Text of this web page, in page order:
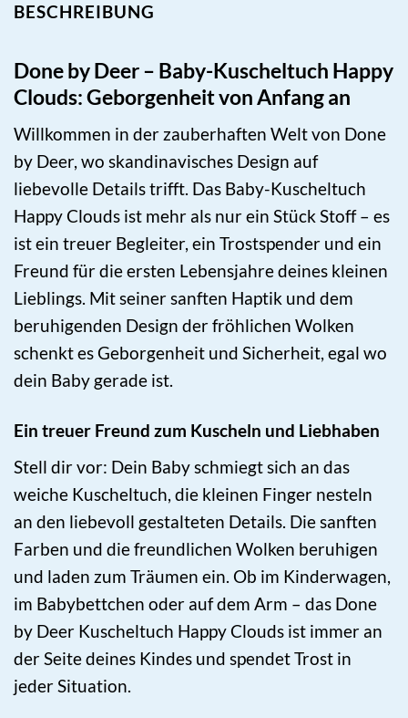
BESCHREIBUNG
Done by Deer – Baby-Kuscheltuch Happy
Clouds: Geborgenheit von Anfang an
Willkommen in der zauberhaften Welt von Done
by Deer, wo skandinavisches Design auf
liebevolle Details trifft. Das Baby-Kuscheltuch
Happy Clouds ist mehr als nur ein Stück Stoff – es
ist ein treuer Begleiter, ein Trostspender und ein
Freund für die ersten Lebensjahre deines kleinen
Lieblings. Mit seiner sanften Haptik und dem
beruhigenden Design der fröhlichen Wolken
schenkt es Geborgenheit und Sicherheit, egal wo
dein Baby gerade ist.
Ein treuer Freund zum Kuscheln und Liebhaben
Stell dir vor: Dein Baby schmiegt sich an das
weiche Kuscheltuch, die kleinen Finger nesteln
an den liebevoll gestalteten Details. Die sanften
Farben und die freundlichen Wolken beruhigen
und laden zum Träumen ein. Ob im Kinderwagen,
im Babybettchen oder auf dem Arm – das Done
by Deer Kuscheltuch Happy Clouds ist immer an
der Seite deines Kindes und spendet Trost in
jeder Situation.